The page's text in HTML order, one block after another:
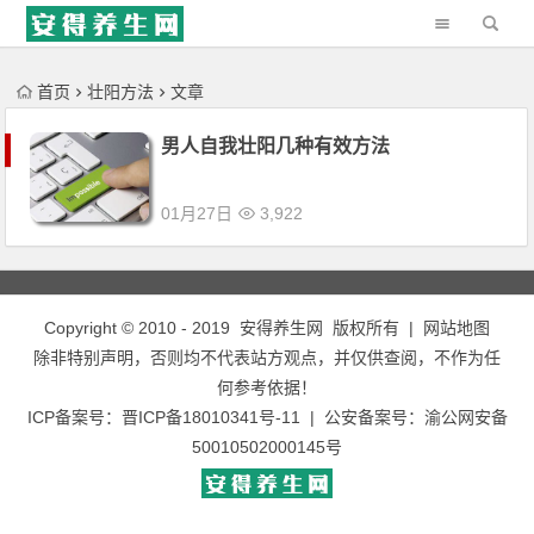
'); })();
首页 壮阳方法 文章
男人自我壮阳几种有效方法
01月27日 3,922
Copyright © 2010 - 2019 安得养生网 版权所有 |
网站地图
除非特别声明，否则均不代表站方观点，并仅供查阅，不作为任
何参考依据！
ICP备案号： 晋ICP备18010341号-11 | 公安备案号： 渝公网安备
50010502000145号